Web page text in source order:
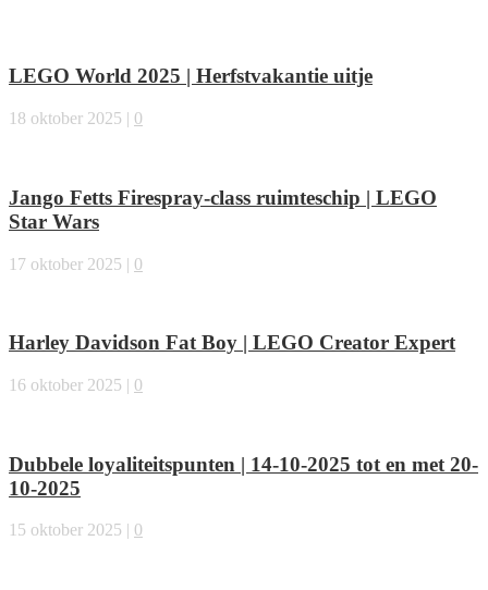
LEGO World 2025 | Herfstvakantie uitje
18 oktober 2025 | 0
Jango Fetts Firespray-class ruimteschip | LEGO
Star Wars
17 oktober 2025 | 0
Harley Davidson Fat Boy | LEGO Creator Expert
16 oktober 2025 | 0
Dubbele loyaliteitspunten | 14-10-2025 tot en met 20-
10-2025
15 oktober 2025 | 0